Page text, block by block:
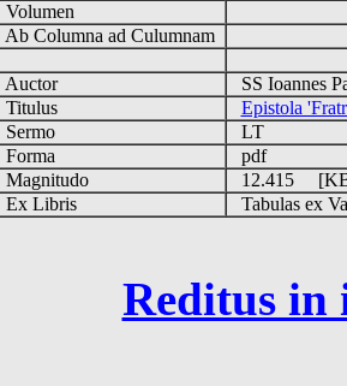
Volumen
Ab Columna ad Culumnam
Auctor
SS Ioannes
Titulus
Epistola
Sermo
LT
Forma
pdf
Magnitudo
12.415
Ex Libris
Tabulas ex
Reditus in